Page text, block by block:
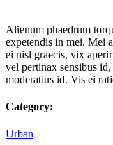
Alienum phaedrum
expetendis in mei. Mei
ei nisl graecis, vix
vel pertinax sensibus
moderatius id. Vis ei
Category:
Urban